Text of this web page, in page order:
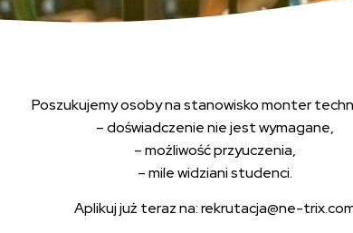
Poszukujemy osoby na stanowisko monter
– doświadczenie nie jest wymagane,
– możliwość przyuczenia,
– mile widziani studenci.
Aplikuj już teraz na: rekrutacja@ne-